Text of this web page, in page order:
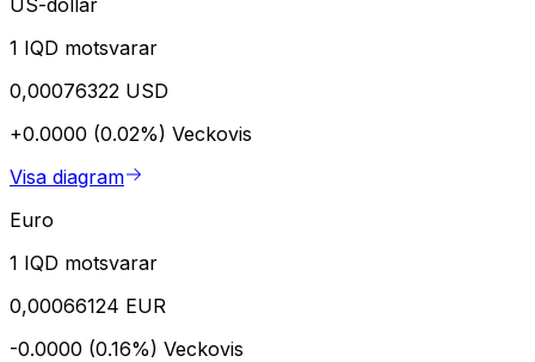
1 IQD motsvarar
0,00076322 USD
+0.0000 (0.02%) Veckovis
Visa diagram
Euro
1 IQD motsvarar
0,00066124 EUR
-0.0000 (0.16%) Veckovis